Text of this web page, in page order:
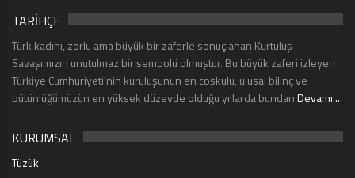
TARİHÇE
Türk kadını, zorlu ama büyük bir zaferle sonuçlanan Kurtuluş
Savaşımızın unutulmaz bir sembolü olmuştur. Bu büyük zaferi izleyen
Türkiye Cumhuriyeti’nin kuruluşunun en coşkulu, ulusal bilinç ve
bütünlüğümüzün en yüksek düzeyde olduğu yıllarda bundanDevamı...
KURUMSAL
Tüzük